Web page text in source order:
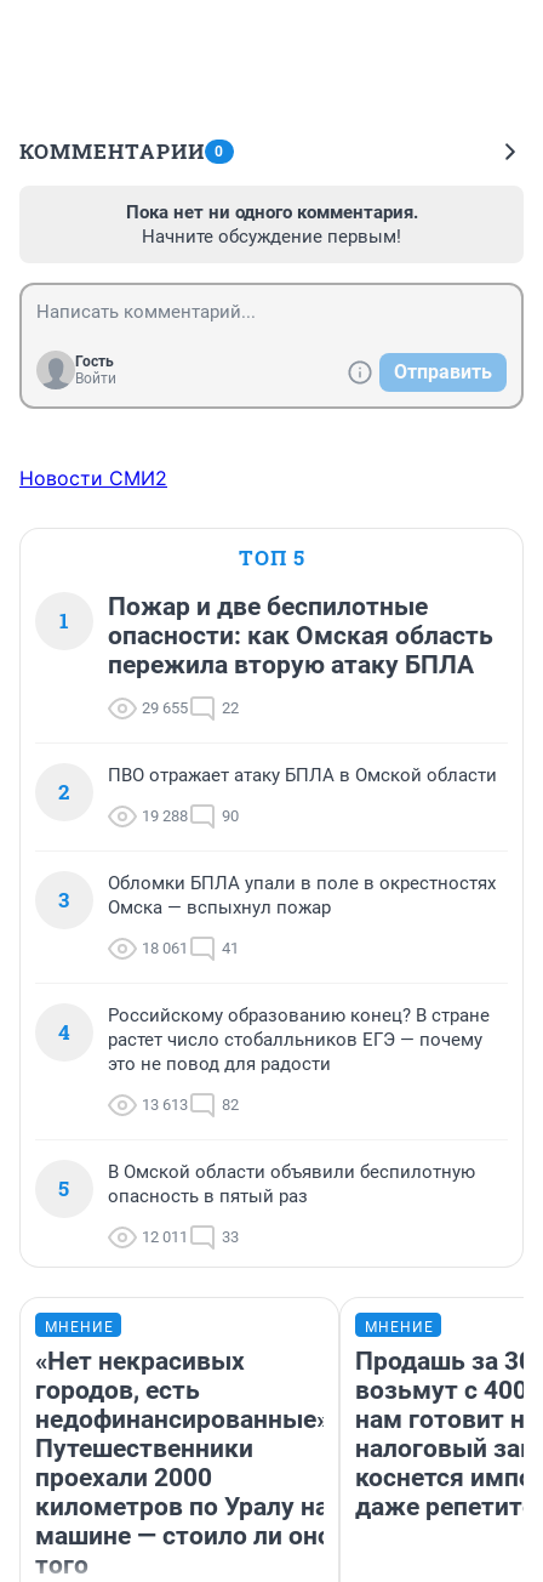
КОММЕНТАРИИ 0
Пока нет ни одного комментария.
Начните обсуждение первым!
Гость
Войти
Отправить
Новости СМИ2
ТОП 5
1
Пожар и две беспилотные
опасности: как Омская область
пережила вторую атаку БПЛА
29 655 22
2
ПВО отражает атаку БПЛА в Омской области
19 288 90
3
Обломки БПЛА упали в поле в окрестностях
Омска — вспыхнул пожар
18 061 41
4
Российскому образованию конец? В стране
растет число стобалльников ЕГЭ — почему
это не повод для радости
13 613 82
5
В Омской области объявили беспилотную
опасность в пятый раз
12 011 33
МНЕНИЕ
«Нет некрасивых
городов, есть
недофинансированные».
Путешественники
проехали 2000
километров по Уралу на
машине — стоило ли оно
того
МНЕНИЕ
Продашь за
возьмут с
нам готовит
налоговый
коснется
даже